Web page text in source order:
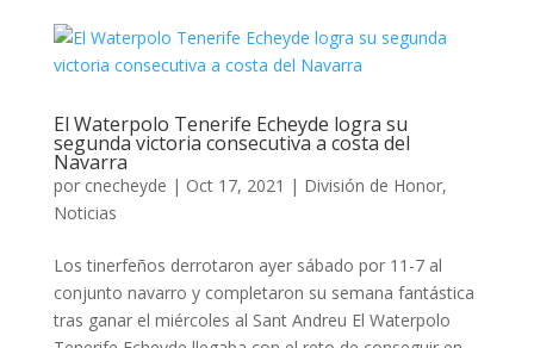
El Waterpolo Tenerife Echeyde logra su
segunda victoria consecutiva a costa del
Navarra
por cnecheyde | Oct 17, 2021 | División de Honor,
Noticias
Los tinerfeños derrotaron ayer sábado por 11-7 al
conjunto navarro y completaron su semana fantástica
tras ganar el miércoles al Sant Andreu El Waterpolo